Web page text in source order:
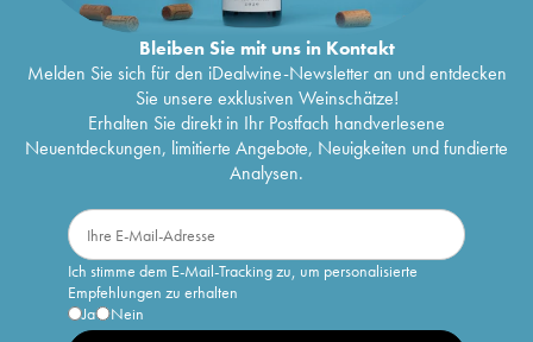
Bleiben Sie mit uns in Kontakt
Melden Sie sich für den iDealwine-Newsletter an und entdecken
Sie unsere exklusiven Weinschätze!
Erhalten Sie direkt in Ihr Postfach handverlesene
Neuentdeckungen, limitierte Angebote, Neuigkeiten und fundierte
Analysen.
Ich stimme dem E-Mail-Tracking zu, um personalisierte
Empfehlungen zu erhalten
Ja
Nein